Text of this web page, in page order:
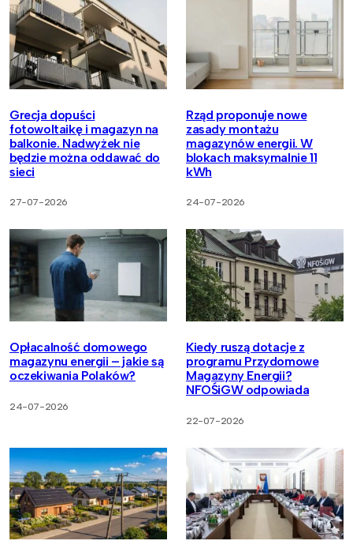
Grecja dopuści
fotowoltaikę i magazyn na
balkonie. Nadwyżek nie
będzie można oddawać do
sieci
27-07-2026
Rząd proponuje nowe
zasady montażu
magazynów energii. W
blokach maksymalnie 11
kWh
24-07-2026
Opłacalność domowego
magazynu energii – jakie są
oczekiwania Polaków?
24-07-2026
Kiedy ruszą dotacje z
programu Przydomowe
Magazyny Energii?
NFOŚiGW odpowiada
22-07-2026